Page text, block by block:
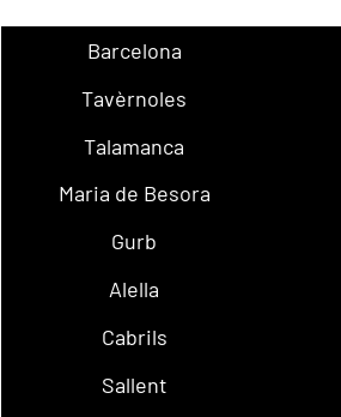
Barcelona
Tavèrnoles
Talamanca
Maria de Besora
Gurb
Alella
Cabrils
Sallent